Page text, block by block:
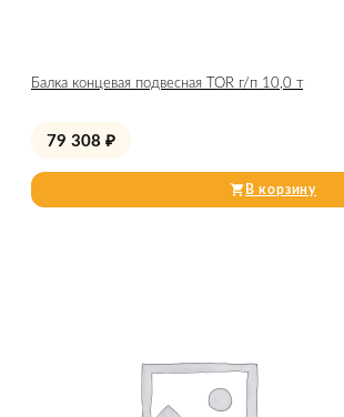
Балка концевая подвесная TOR г/п 10,0 т
79 308 ₽
В корзину